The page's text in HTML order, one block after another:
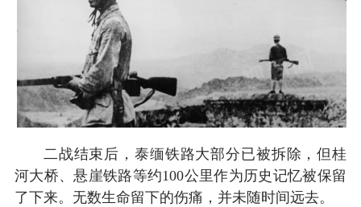
二战结束后，泰缅铁路大部分已被拆除，但桂
河大桥、悬崖铁路等约100公里作为历史记忆被保留
了下来。无数生命留下的伤痛，并未随时间远去。